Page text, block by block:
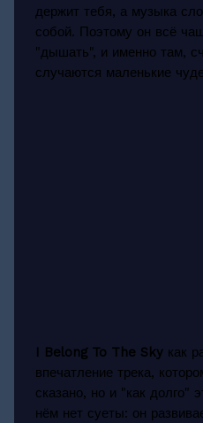
держит тебя, а музыка
собой. Поэтому он всё
"дышать", и именно там,
случаются маленькие
I Belong To The Skyкак
впечатление трека,
сказано, но и "как долго"
нём нет суеты: он